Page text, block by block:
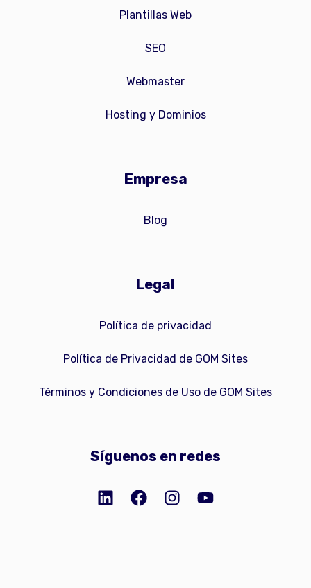
Plantillas Web
SEO
Webmaster
Hosting y Dominios
Empresa
Blog
Legal
Política de privacidad
Política de Privacidad de GOM Sites
Términos y Condiciones de Uso de GOM Sites
Síguenos en redes